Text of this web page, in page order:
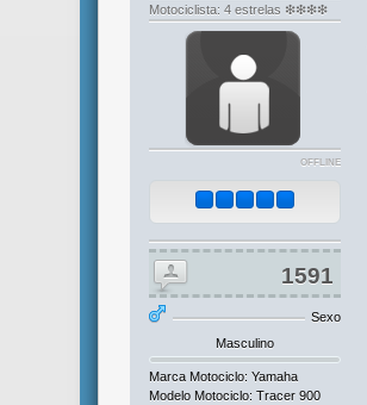
Motociclista: 4 estrelas ❇❇❇❇
OFFLINE
1591
Sexo
Masculino
Marca Motociclo: Yamaha
Modelo Motociclo: Tracer 900